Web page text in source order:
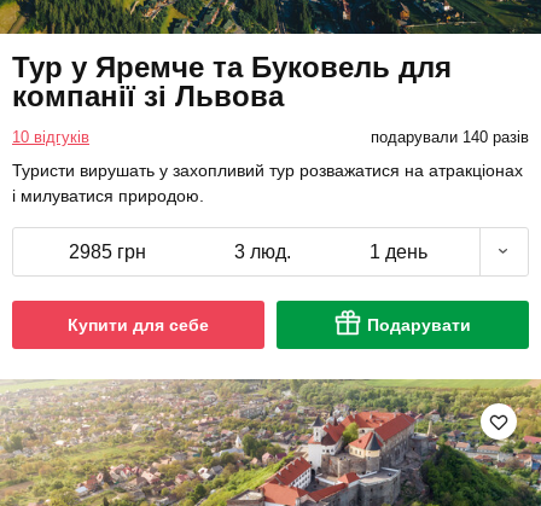
Тур у Яремче та Буковель для
компанії зі Львова
10 відгуків подарували 140 разів
Туристи вирушать у захопливий тур розважатися на атракціонах
і милуватися природою.
2985 грн 3 люд. 1 день
Купити для себе Подарувати